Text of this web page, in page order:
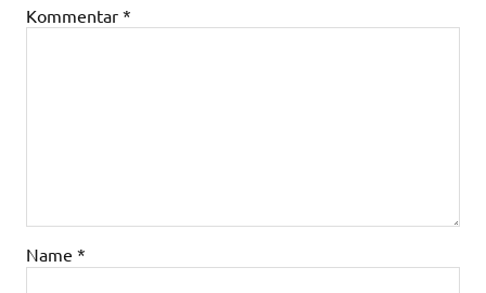
Kommentar *
Name *